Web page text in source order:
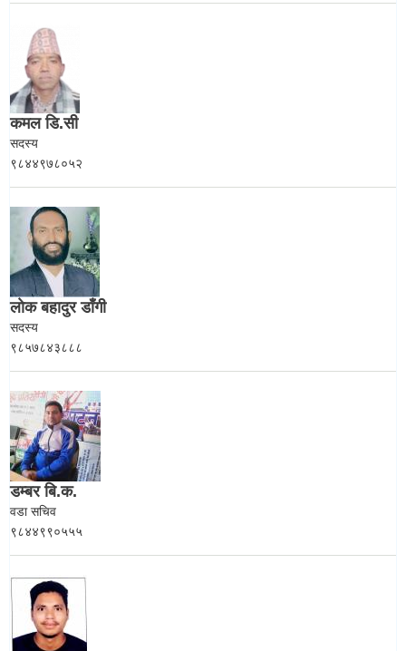
कमल डि.सी
सदस्य
९८४४९७८०५२
लाेक बहादुर डाँगी
सदस्य
९८५७८४३८८८
डम्बर बि.क.
वडा सचिव
९८४४९९०५५५